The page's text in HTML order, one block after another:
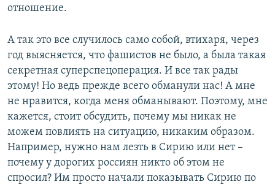
отношение.
А так это все случилось само собой, втихаря, через
год выясняется, что фашистов не было, а была такая
секретная суперспецоперация. И все так рады
этому! Но ведь прежде всего обманули нас! А мне
не нравится, когда меня обманывают. Поэтому, мне
кажется, стоит обсудить, почему мы никак не
можем повлиять на ситуацию, никаким образом.
Например, нужно нам лезть в Сирию или нет –
почему у дорогих россиян никто об этом не
спросил? Им просто начали показывать Сирию по